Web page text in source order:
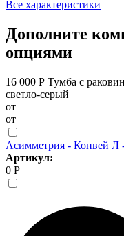
Все характеристики
Дополните
опциями
16 000 Р Тумба с
светло-серый
от
от
Асимметрия - Конвей Л
Артикул:
0 Р